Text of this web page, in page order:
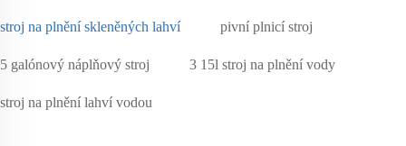
stroj na plnění skleněných lahví pivní plnicí stroj
5 galónový náplňový stroj 3 15l stroj na plnění vody
stroj na plnění lahví vodou